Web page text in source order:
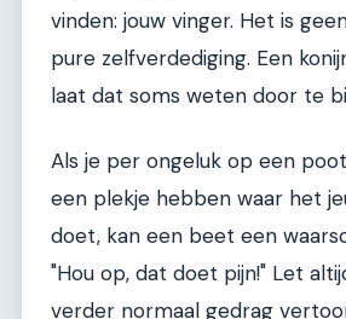
vinden: jouw vinger. Het is
pure zelfverdediging. Een
laat dat soms weten door te
Als je per ongeluk op een
een plekje hebben waar het
doet, kan een beet een
"Hou op, dat doet pijn!" Let
verder normaal gedrag